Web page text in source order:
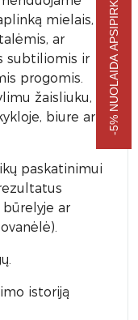
mielais, akį
ar
subtiliomis ir
progomis.
žaisliuku,
biure ar
paskatinimui
būrelyje ar
istoriją
-5% NUOLAIDA APSIPIRKIMUI